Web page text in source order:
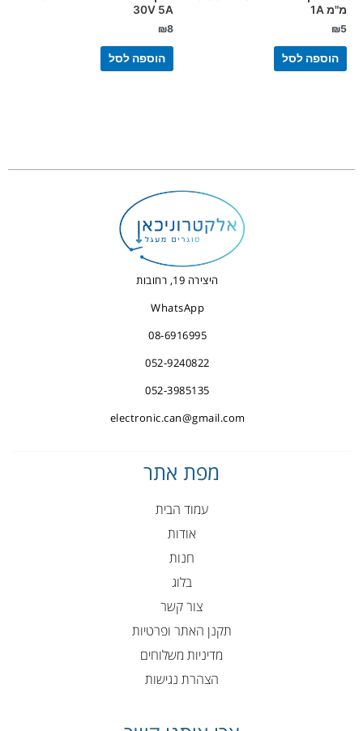
מ"מ 1A
₪5
הוספה לסל
30V 5A
₪8
הוספה לסל
היצירה 19, רחובות
WhatsApp
08-6916995
052-9240822
052-3985135
electronic.can@gmail.com
מפת אתר
עמוד הבית
אודות
חנות
בלוג
צור קשר
תקנן האתר ופרטיות
מדיניות משלוחים
הצהרת נגישות